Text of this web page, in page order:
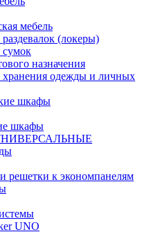
мебель
(локеры)
назначения
одежды и личных
шкафы
шкафы
решетки к экономпанелям
UNO